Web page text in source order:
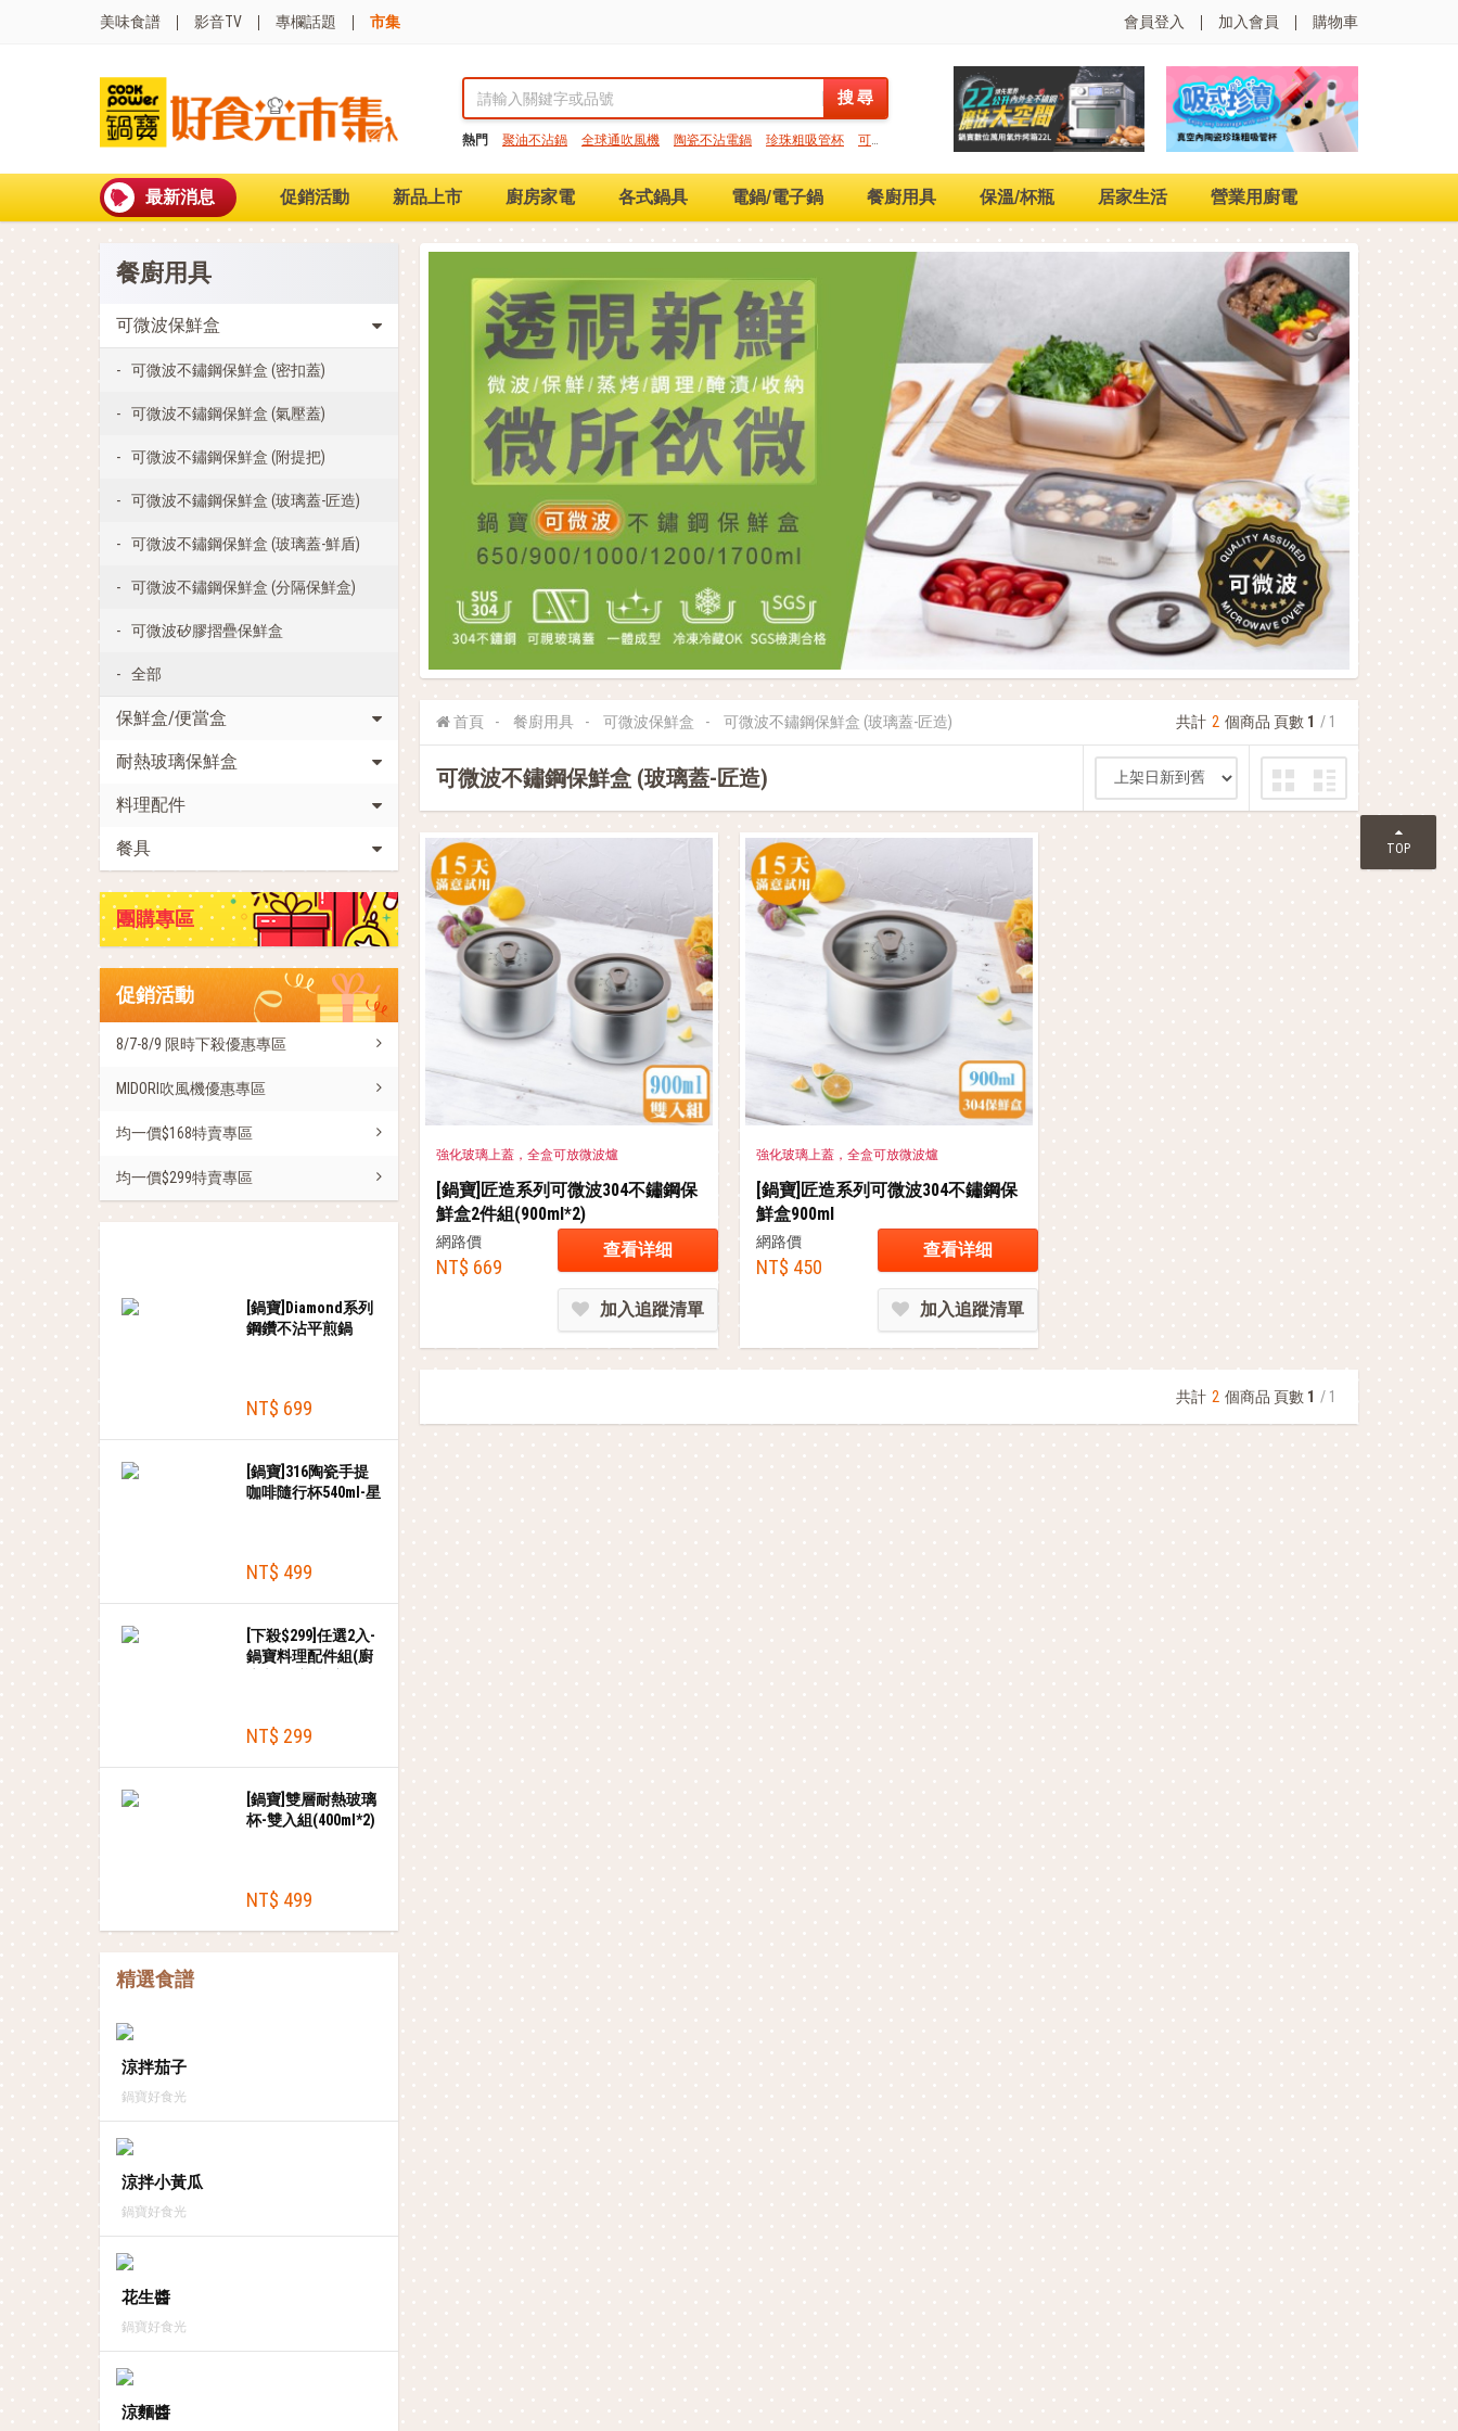
美味食譜 影音TV 專欄話題 市集 會員登入 加入會員 購物車
搜 尋
熱門 聚油不沾鍋 全球通吹風機 陶瓷不沾電鍋 珍珠粗吸管杯
可微
最新消息 促銷活動 新品上市 廚房家電 各式鍋具 電鍋/電子鍋 餐廚用具 保溫/杯瓶 居家生活 營業用廚電
餐廚用具
可微波保鮮盒
可微波不鏽鋼保鮮盒 (密扣蓋)
可微波不鏽鋼保鮮盒 (氣壓蓋)
可微波不鏽鋼保鮮盒 (附提把)
可微波不鏽鋼保鮮盒 (玻璃蓋-匠造)
可微波不鏽鋼保鮮盒 (玻璃蓋-鮮盾)
可微波不鏽鋼保鮮盒 (分隔保鮮盒)
可微波矽膠摺疊保鮮盒
全部
保鮮盒/便當盒
耐熱玻璃保鮮盒
料理配件
餐具
團購專區
促銷活動
8/7-8/9 限時下殺優惠專區
MIDORI吹風機優惠專區
均一價$168特賣專區
均一價$299特賣專區
[鍋寶]Diamond系列
鋼鑽不沾平煎鍋
NT$ 699
[鍋寶]316陶瓷手提
咖啡隨行杯540ml-星
NT$ 499
[下殺$299]任選2入-
鍋寶料理配件組(廚
NT$ 299
[鍋寶]雙層耐熱玻璃
杯-雙入組(400ml*2)
NT$ 499
精選食譜
涼拌茄子
鍋寶好食光
涼拌小黃瓜
鍋寶好食光
花生醬
鍋寶好食光
涼麵醬
首頁 餐廚用具 可微波保鮮盒 可微波不鏽鋼保鮮盒 (玻璃蓋-匠造) 共計 2 個商品 頁數 1 / 1
可微波不鏽鋼保鮮盒 (玻璃蓋-匠造)
強化玻璃上蓋，全盒可放微波爐
[鍋寶]匠造系列可微波304不鏽鋼保
鮮盒2件組(900ml*2)
網路價
NT$ 669
查看详细
加入追蹤清單
強化玻璃上蓋，全盒可放微波爐
[鍋寶]匠造系列可微波304不鏽鋼保
鮮盒900ml
網路價
NT$ 450
查看详细
加入追蹤清單
共計 2 個商品 頁數 1 / 1
TOP
搜 尋